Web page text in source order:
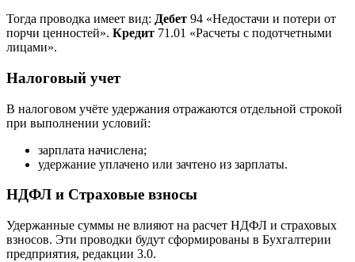
Тогда проводка имеет вид: Дебет 94 «Недостачи и потери от
порчи ценностей». Кредит 71.01 «Расчеты с подотчетными
лицами».
Налоговый учет
В налоговом учёте удержания отражаются отдельной строкой
при выполнении условий:
зарплата начислена;
удержание уплачено или зачтено из зарплаты.
НДФЛ и Страховые взносы
Удержанные суммы не влияют на расчет НДФЛ и страховых
взносов. Эти проводки будут сформированы в Бухгалтерии
предприятия, редакции 3.0.